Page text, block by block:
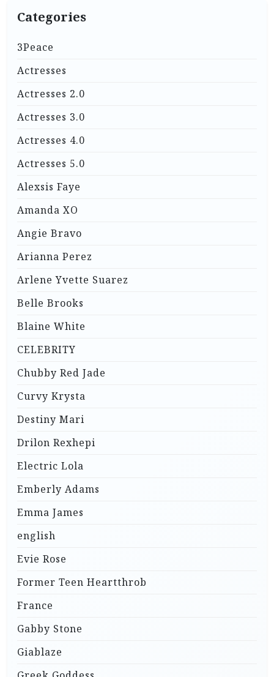
Categories
3Peace
Actresses
Actresses 2.0
Actresses 3.0
Actresses 4.0
Actresses 5.0
Alexsis Faye
Amanda XO
Angie Bravo
Arianna Perez
Arlene Yvette Suarez
Belle Brooks
Blaine White
CELEBRITY
Chubby Red Jade
Curvy Krysta
Destiny Mari
Drilon Rexhepi
Electric Lola
Emberly Adams
Emma James
english
Evie Rose
Former Teen Heartthrob
France
Gabby Stone
Giablaze